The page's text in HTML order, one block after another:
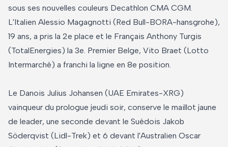
sous ses nouvelles couleurs Decathlon CMA CGM.
L'Italien Alessio Magagnotti (Red Bull-BORA-hansgrohe),
19 ans, a pris la 2e place et le Français Anthony Turgis
(TotalEnergies) la 3e. Premier Belge, Vito Braet (Lotto
Intermarché) a franchi la ligne en 8e position.
Le Danois Julius Johansen (UAE Emirates-XRG)
vainqueur du prologue jeudi soir, conserve le maillot jaune
de leader, une seconde devant le Suédois Jakob
Söderqvist (Lidl-Trek) et 6 devant l'Australien Oscar